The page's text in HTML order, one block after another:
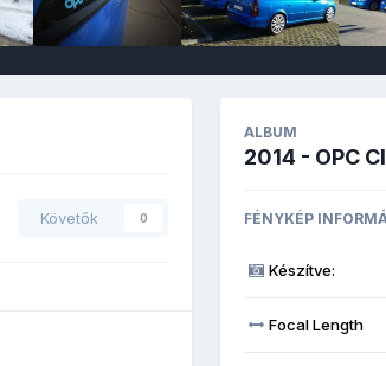
Követők 0
ALBUM
2014 - OPC
FÉNYKÉP
Készítve:
Focal Length